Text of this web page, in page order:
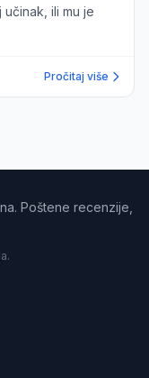
ili mu je
Pročitaj više
Poštene recenzije,